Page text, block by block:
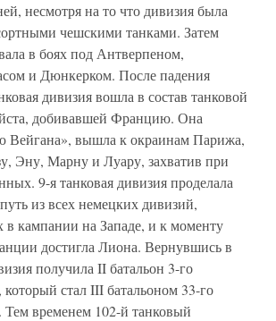
несмотря на то что дивизия была
чешскими танками. Затем
в боях под Антверпеном,
и Дюнкерком. После падения
дивизия вошла в состав танковой
добивавшей Францию. Она
Вейгана», вышла к окраинам Парижа,
Эну, Марну и Луару, захватив при
9-я танковая дивизия проделала
из всех немецких дивизий,
в кампании на Западе, и к моменту
достигла Лиона. Вернувшись в
получила II батальон 3-го
который стал III батальоном 33-го
Тем временем 102-й танковый